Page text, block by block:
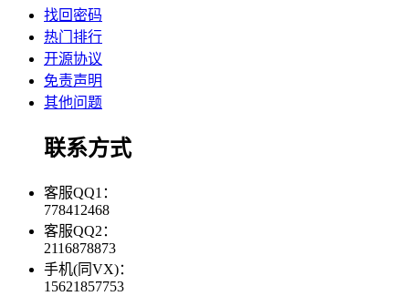
找回密码
热门排行
开源协议
免责声明
其他问题
联系方式
客服QQ1：
778412468
客服QQ2：
2116878873
手机(同VX)：
15621857753